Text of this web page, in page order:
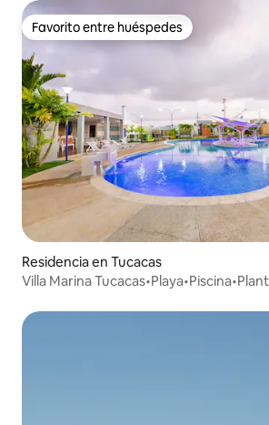
Favorito entre huéspedes
Favorito entre huéspedes
Residencia en Tucacas
Villa Marina